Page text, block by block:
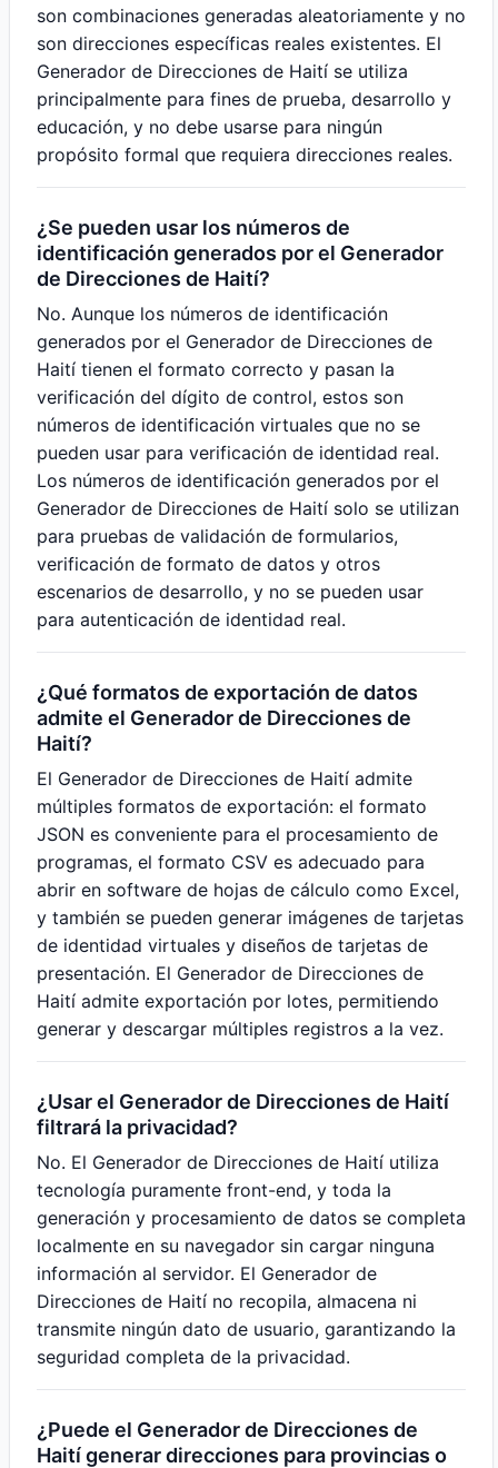
son combinaciones generadas aleatoriamente y no
son direcciones específicas reales existentes. El
Generador de Direcciones de Haití se utiliza
principalmente para fines de prueba, desarrollo y
educación, y no debe usarse para ningún
propósito formal que requiera direcciones reales.
¿Se pueden usar los números de
identificación generados por el Generador
de Direcciones de Haití?
No. Aunque los números de identificación
generados por el Generador de Direcciones de
Haití tienen el formato correcto y pasan la
verificación del dígito de control, estos son
números de identificación virtuales que no se
pueden usar para verificación de identidad real.
Los números de identificación generados por el
Generador de Direcciones de Haití solo se utilizan
para pruebas de validación de formularios,
verificación de formato de datos y otros
escenarios de desarrollo, y no se pueden usar
para autenticación de identidad real.
¿Qué formatos de exportación de datos
admite el Generador de Direcciones de
Haití?
El Generador de Direcciones de Haití admite
múltiples formatos de exportación: el formato
JSON es conveniente para el procesamiento de
programas, el formato CSV es adecuado para
abrir en software de hojas de cálculo como Excel,
y también se pueden generar imágenes de tarjetas
de identidad virtuales y diseños de tarjetas de
presentación. El Generador de Direcciones de
Haití admite exportación por lotes, permitiendo
generar y descargar múltiples registros a la vez.
¿Usar el Generador de Direcciones de Haití
filtrará la privacidad?
No. El Generador de Direcciones de Haití utiliza
tecnología puramente front-end, y toda la
generación y procesamiento de datos se completa
localmente en su navegador sin cargar ninguna
información al servidor. El Generador de
Direcciones de Haití no recopila, almacena ni
transmite ningún dato de usuario, garantizando la
seguridad completa de la privacidad.
¿Puede el Generador de Direcciones de
Haití generar direcciones para provincias o